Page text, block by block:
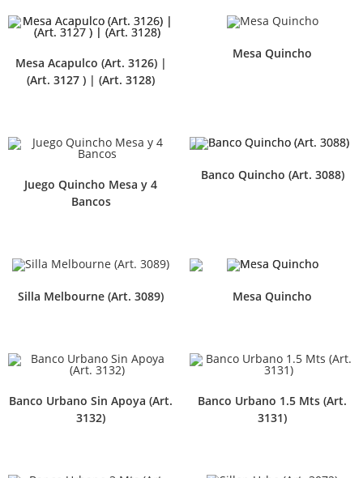
Mesa Acapulco (Art. 3126) |
(Art. 3127 ) | (Art. 3128)
Mesa Quincho
Juego Quincho Mesa y 4
Bancos
Banco Quincho (Art. 3088)
Silla Melbourne (Art. 3089) Mesa Quincho
Banco Urbano Sin Apoya (Art.
3132)
Banco Urbano 1.5 Mts (Art.
3131)